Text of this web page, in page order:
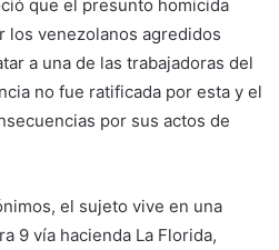
que el presunto homicida
los venezolanos agredidos
a una de las trabajadoras del
no fue ratificada por esta y el
por sus actos de
el sujeto vive en una
9 vía hacienda La Florida,